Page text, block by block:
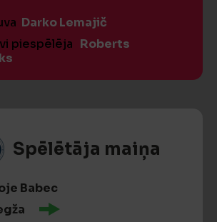
Darko Lemajič
piespēlēja Roberts
Spēlētāja maiņa
Babec